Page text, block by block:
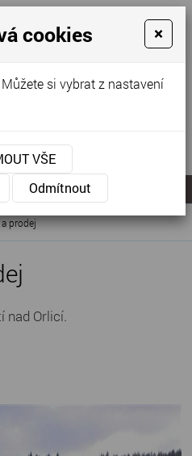
059
prodej
nad Orlicí.
cookies ×
si vybrat z nastavení
VŠE
Odmítnout